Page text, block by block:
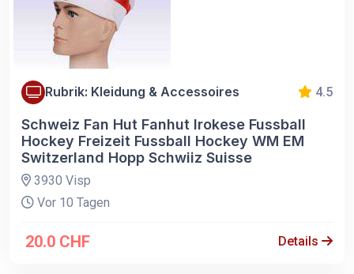
Rubrik: Kleidung & Accessoires 4.5
Schweiz Fan Hut Fanhut Irokese Fussball
Hockey Freizeit Fussball Hockey WM EM
Switzerland Hopp Schwiiz Suisse
3930 Visp
Vor 10 Tagen
20.0 CHF Details